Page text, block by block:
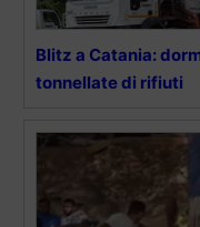
Blitz a Catania:
tonnellate di rifiuti